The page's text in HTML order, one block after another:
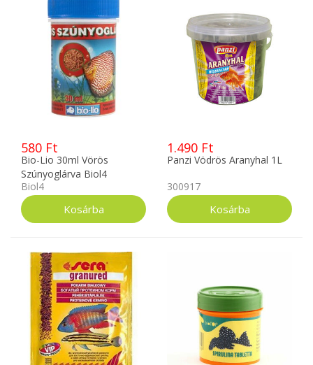
580 Ft
Bio-Lio 30ml Vörös
Szúnyoglárva Biol4
Biol4
1.490 Ft
Panzi Vödrös Aranyhal 1L
300917